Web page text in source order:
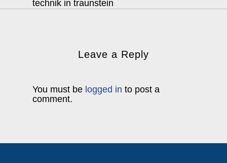
technik in traunstein
Leave a Reply
You must be logged in to post a
comment.